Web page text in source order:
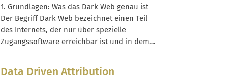
ausgeliefert, zum Beispiel bei Facebook,
Instagram, LinkedIn oder...
1. Grundlagen: Was das Dark Web genau ist
Der Begriff Dark Web bezeichnet einen Teil
des Internets, der nur über spezielle
Zugangssoftware erreichbar ist und in dem
geschützt werden. Diese versteckten Bereiche
basieren meist auf sogenannten Overlay-
Data Driven Attribution